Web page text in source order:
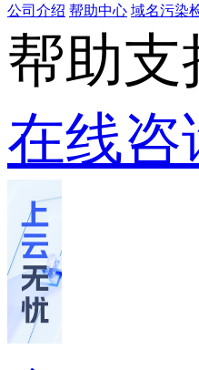
公司介绍 帮助中心 域名污染
帮助支
在线咨